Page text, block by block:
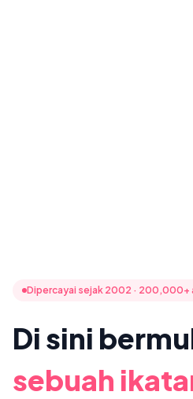
Dipercayai sejak 2002 · 200,000+
Di sini
sebuah